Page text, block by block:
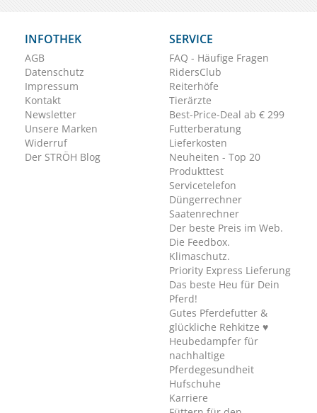
INFOTHEK
AGB
Datenschutz
Impressum
Kontakt
Newsletter
Unsere Marken
Widerruf
Der STRÖH Blog
SERVICE
FAQ - Häufige Fragen
RidersClub
Reiterhöfe
Tierärzte
Best-Price-Deal ab € 299
Futterberatung
Lieferkosten
Neuheiten - Top 20
Produkttest
Servicetelefon
Düngerrechner
Saatenrechner
Der beste Preis im Web.
Die Feedbox.
Klimaschutz.
Priority Express Lieferung
Das beste Heu für Dein
Pferd!
Gutes Pferdefutter &
glückliche Rehkitze ♥
Heubedampfer für
nachhaltige
Pferdegesundheit
Hufschuhe
Karriere